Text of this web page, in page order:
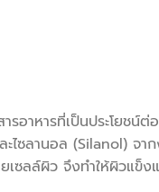
าหารที่เป็นประโยช
ลานอล (Silanol) จ
ซลล์ผิว จึงทำให้ผิวแ